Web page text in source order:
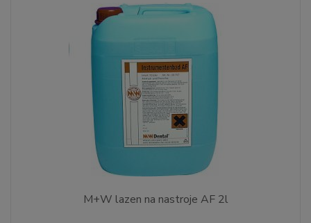
M+W lazen na nastroje AF 2l